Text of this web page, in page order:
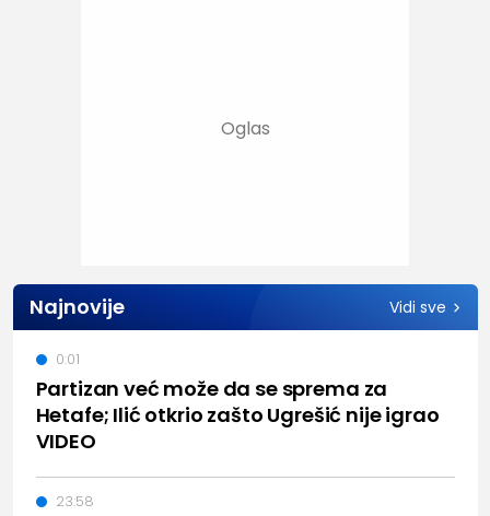
Najnovije Vidi sve
Partizan već može da se sprema za
Hetafe; Ilić otkrio zašto Ugrešić nije igrao
VIDEO
0:01
23:58